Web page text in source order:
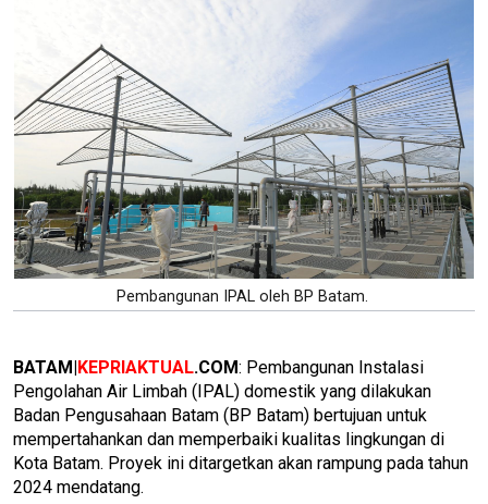
Pembangunan IPAL oleh BP Batam.
BATAM|KEPRIAKTUAL.COM: Pembangunan Instalasi
Pengolahan Air Limbah (IPAL) domestik yang dilakukan
Badan Pengusahaan Batam (BP Batam) bertujuan untuk
mempertahankan dan memperbaiki kualitas lingkungan di
Kota Batam. Proyek ini ditargetkan akan rampung pada tahun
2024 mendatang.